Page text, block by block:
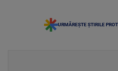
URMĂREȘTE ȘTIRILE